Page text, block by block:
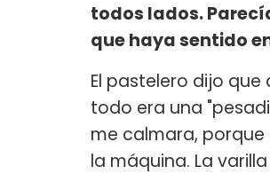
todos lados.
que haya sentido
El pastelero dijo
todo era una
me calmara,
la máquina. La